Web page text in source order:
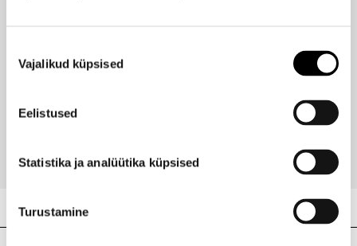
valik
Vajalikud küpsised
Eelistused
Statistika ja analüütika küpsised
Turustamine
NYX PROFESSIONAL MAKEUP